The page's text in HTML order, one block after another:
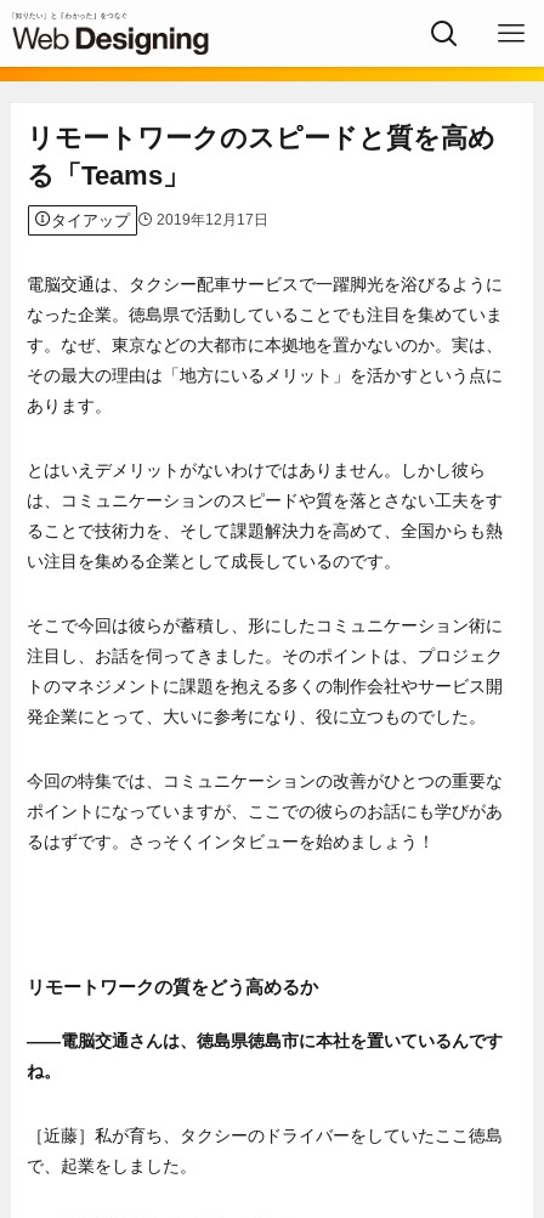
リモートワークのスピードと質を高め
る「Teams」
タイアップ 2019年12月17日
電脳交通は、タクシー配車サービスで一躍脚光を浴びるように
なった企業。徳島県で活動していることでも注目を集めていま
す。なぜ、東京などの大都市に本拠地を置かないのか。実は、
その最大の理由は「地方にいるメリット」を活かすという点に
あります。
とはいえデメリットがないわけではありません。しかし彼ら
は、コミュニケーションのスピードや質を落とさない工夫をす
ることで技術力を、そして課題解決力を高めて、全国からも熱
い注目を集める企業として成長しているのです。
そこで今回は彼らが蓄積し、形にしたコミュニケーション術に
注目し、お話を伺ってきました。そのポイントは、プロジェク
トのマネジメントに課題を抱える多くの制作会社やサービス開
発企業にとって、大いに参考になり、役に立つものでした。
今回の特集では、コミュニケーションの改善がひとつの重要な
ポイントになっていますが、ここでの彼らのお話にも学びがあ
るはずです。さっそくインタビューを始めましょう！
リモートワークの質をどう高めるか
——電脳交通さんは、徳島県徳島市に本社を置いているんです
ね。
［近藤］私が育ち、タクシーのドライバーをしていたここ徳島
で、起業をしました。